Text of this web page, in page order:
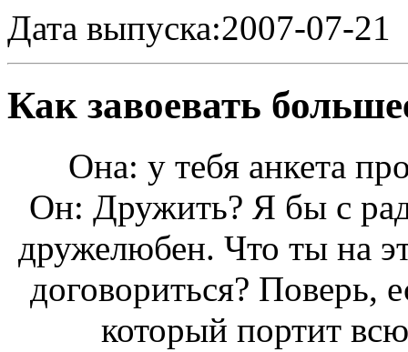
Дата выпуска:2007-07-21
Как завоевать
Она: у тебя анкета
Он: Дружить? Я бы с
дружелюбен. Что ты на
договориться? Поверь,
который портит